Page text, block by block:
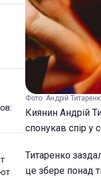
Фото: Андрій
Киянин Андрій
спонукав спір у
Титаренко
це збере понад